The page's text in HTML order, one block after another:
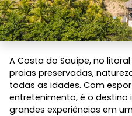
A Costa do Sauípe, no
praias preservadas,
todas as idades. Com
entretenimento, é o destino
grandes experiências em